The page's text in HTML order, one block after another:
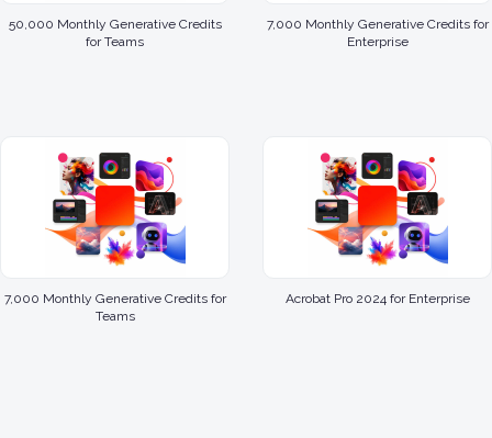
50,000 Monthly Generative Credits
for Teams
7,000 Monthly Generative Credits for
Enterprise
7,000 Monthly Generative Credits for
Teams
Acrobat Pro 2024 for Enterprise